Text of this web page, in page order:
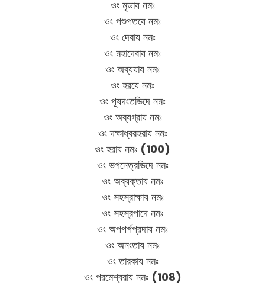
ওং মৃডায নমঃ
ওং পশুপতযে নমঃ
ওং দেবায নমঃ
ওং মহাদেবায নমঃ
ওং অব্যযায নমঃ
ওং হরযে নমঃ
ওং পূষদংতভিদে নমঃ
ওং অব্যগ্রায নমঃ
ওং দক্ষাধ্বরহরায নমঃ
ওং হরায নমঃ (100)
ওং ভগনেত্রভিদে নমঃ
ওং অব্যক্তায নমঃ
ওং সহস্রাক্ষায নমঃ
ওং সহস্রপাদে নমঃ
ওং অপপর্গপ্রদায নমঃ
ওং অনংতায নমঃ
ওং তারকায নমঃ
ওং পরমেশ্বরায নমঃ (108)